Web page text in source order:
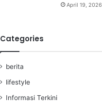
April 19, 2026
Categories
berita
lifestyle
Informasi Terkini